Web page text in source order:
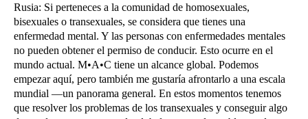
Rusia: Si perteneces a la comunidad de homosexuales,
bisexuales o transexuales, se considera que tienes una
enfermedad mental. Y las personas con enfermedades mentales
no pueden obtener el permiso de conducir. Esto ocurre en el
mundo actual. M•A•C tiene un alcance global. Podemos
empezar aquí, pero también me gustaría afrontarlo a una escala
mundial —un panorama general. En estos momentos tenemos
que resolver los problemas de los transexuales y conseguir algo